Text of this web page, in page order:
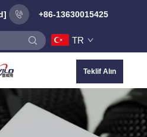
+86-13630015425
TR
Teklif Alın